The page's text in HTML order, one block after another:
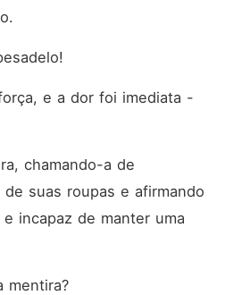
e a dor foi imediata -
chamando-a de
suas roupas e afirmando
incapaz de manter uma
mentira?